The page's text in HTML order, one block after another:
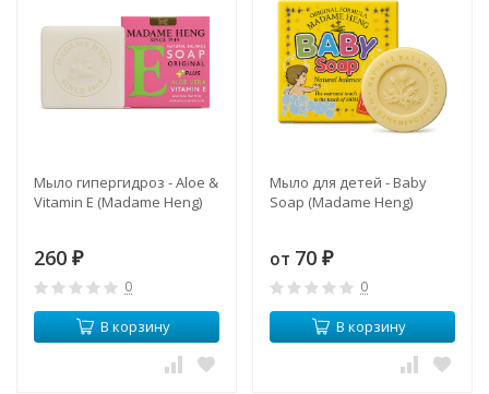
Мыло гипергидроз - Aloe &
Vitamin E (Madame Heng)
260 ₽
0
В корзину
Мыло для детей - Baby
Soap (Madame Heng)
от 70 ₽
0
В корзину